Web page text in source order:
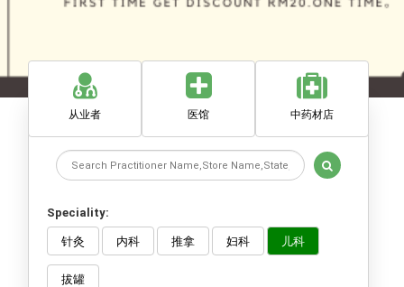
从业者 医馆 中药材店
Speciality:
针灸 内科 推拿 妇科 儿科
拔罐